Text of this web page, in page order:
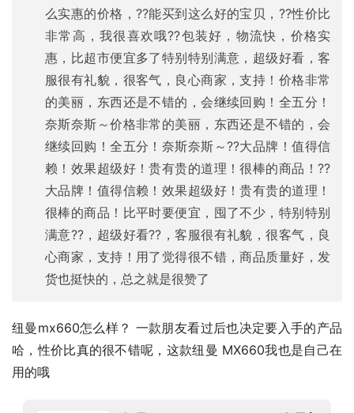
么实惠的价格，??能买到这么好的宝贝，??性价比
非常高，我很喜欢哦??包装好，物流快，价格实
惠，比超市便宜多了特别特别满意，超级好看，客
服很有礼貌，很客气，良心商家，支持！价格非常
的美丽，东西还是不错的，会继续回购！全五分！
奈斯奈斯～价格非常的美丽，东西还是不错的，会
继续回购！全五分！奈斯奈斯～??大品牌！值得信
赖！效果超级好！贵有贵的道理！很棒的商品！??
大品牌！值得信赖！效果超级好！贵有贵的道理！
很棒的商品！比平时要便宜，囤了不少，特别特别
满意??，超级好看??，客服很有礼貌，很客气，良
心商家，支持！用了觉得很不错，商品质量好，发
货也挺快的，总之就是很赞了
纽曼mx660怎么样？ 一款朋友看过后也决定要入手的产品
哈，性价比真的很不错呢，这款纽曼 MX660我也是自己在
用的哦